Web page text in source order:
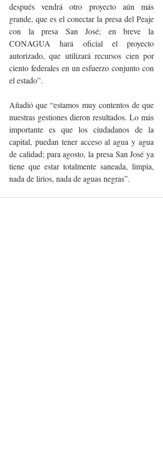
después vendrá otro proyecto aún más
grande, que es el conectar la presa del Peaje
con la presa San José; en breve la
CONAGUA hará oficial el proyecto
autorizado, que utilizará recursos cien por
ciento federales en un esfuerzo conjunto con
el estado”.
Añadió que “estamos muy contentos de que
nuestras gestiones dieron resultados. Lo más
importante es que los ciudadanos de la
capital, puedan tener acceso al agua y agua
de calidad; para agosto, la presa San José ya
tiene que estar totalmente saneada, limpia,
nada de lirios, nada de aguas negras”.